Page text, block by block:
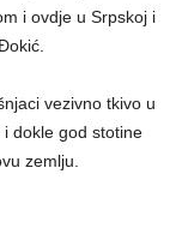
i ovdje u Srpskoj i
vezivno tkivo u
dokle god stotine
zemlju.